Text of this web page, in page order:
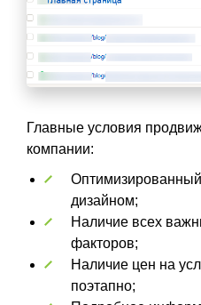
Главные условия
компании:
дизайном;
Наличие всех
факторов;
Наличие цен на
поэтапно;